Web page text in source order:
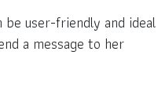
be user-friendly and ideal
a message to her